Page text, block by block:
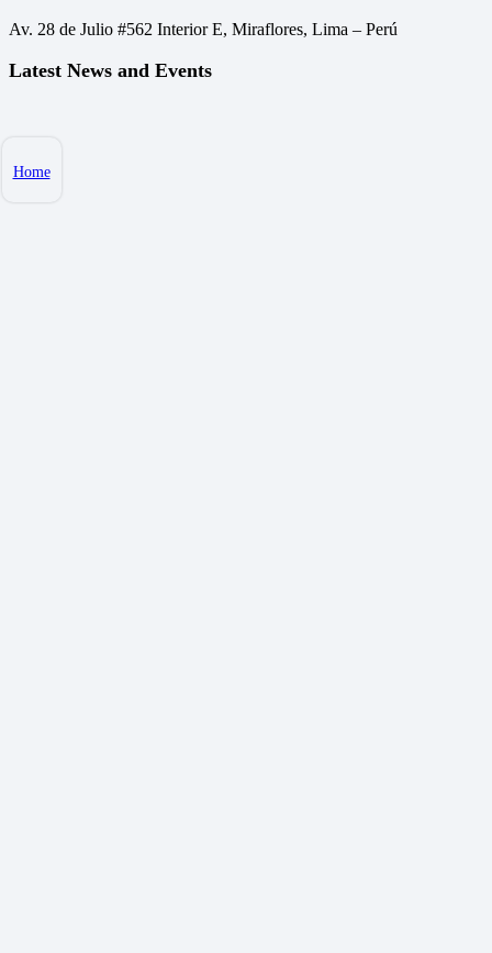
Av. 28 de Julio #562 Interior E, Miraflores, Lima – Perú
Latest News and Events
Home